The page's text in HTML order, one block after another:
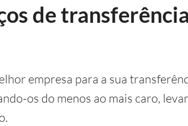
de
empresa para a sua
os do menos ao mais caro,